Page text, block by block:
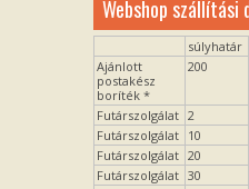
Webshop szállítási
súlyhatár
Ajánlott
postakész
boríték *
200
Futárszolgálat 2
Futárszolgálat 10
Futárszolgálat 20
Futárszolgálat 30